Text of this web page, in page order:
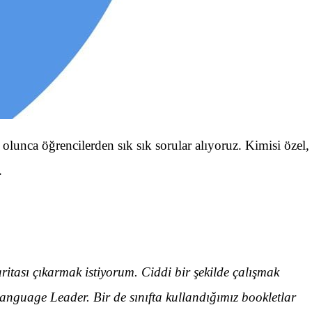
öğrencilerden sık sık sorular alıyoruz. Kimisi özel,
çıkarmak istiyorum. Ciddi bir şekilde çalışmak
Leader. Bir de sınıfta kullandığımız bookletlar